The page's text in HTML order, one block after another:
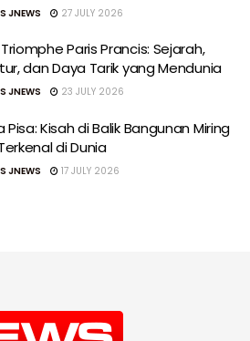
JNEWS 27 JULY 2026
Paris Prancis: Sejarah,
dan Daya Tarik yang Mendunia
JNEWS 23 JULY 2026
Pisa: Kisah di Balik Bangunan Miring
di Dunia
JNEWS 17 JULY 2026